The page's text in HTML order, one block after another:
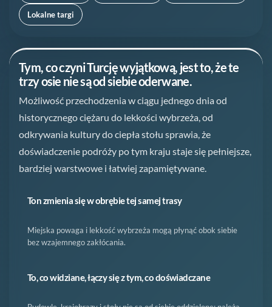
Lokalne targi
Tym, co czyni Turcję wyjątkową, jest to, że te
trzy osie nie są od siebie oderwane.
Możliwość przechodzenia w ciągu jednego dnia od
historycznego ciężaru do lekkości wybrzeża, od
odkrywania kultury do ciepła stołu sprawia, że
doświadczenie podróży po tym kraju staje się pełniejsze,
bardziej warstwowe i łatwiej zapamiętywane.
Ton zmienia się w obrębie tej samej trasy
Miejska powaga i lekkość wybrzeża mogą płynąć obok siebie
bez wzajemnego zakłócania.
To, co widziane, łączy się z tym, co doświadczane